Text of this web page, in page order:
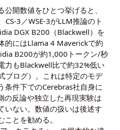
開数値をひとつ挙げると、
3／WSE-3がLLM推論のト
DGX B200（Blackwell）を
的にはLlama 4 Maverickで約
B200が約1,000トークン/秒
力もBlackwell比で約32%低い
ブログ）。これは特定のモデ
条件下でのCerebras社自身に
の反論や独立した再現実験は
いない。数値の扱いは後述す
とを勧める。